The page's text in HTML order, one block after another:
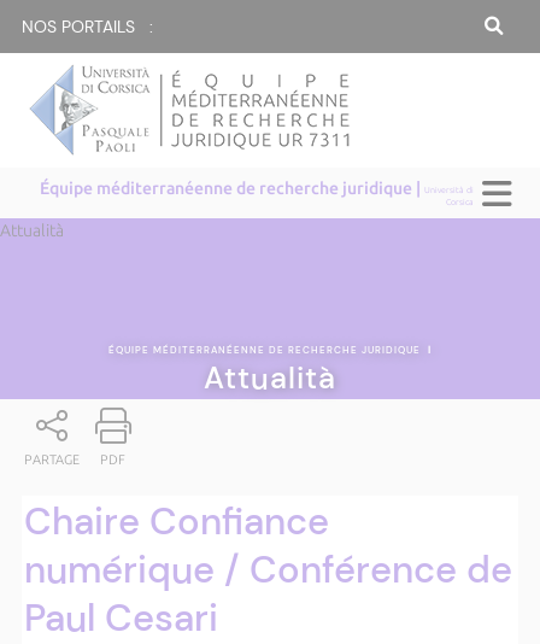
NOS PORTAILS :
Équipe méditerranéenne de recherche juridique |Università di
Corsica
Attualità
ÉQUIPE MÉDITERRANÉENNE DE RECHERCHE JURIDIQUE |
Attualità
PARTAGE PDF
Chaire Confiance
numérique / Conférence de
Paul Cesari